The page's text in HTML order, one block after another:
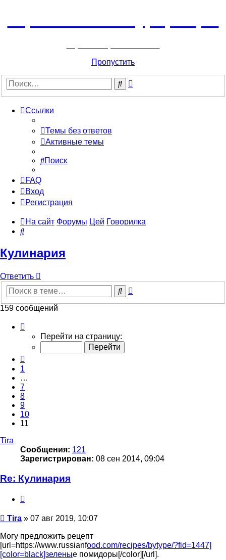
Пропустить
Поиск
Ссылки
Темы без ответов
Активные темы
Поиск
FAQ
Вход
Регистрация
На сайт Форумы Цей Говорилка
Поиск
Кулинария
Ответить
Поиск
159 сообщений
11
11
Перейти на страницу:
1
…
7
8
9
10
11
Tira
Сообщения: 121
Зарегистрирован: 08 сен 2014, 09:04
Re: Кулинария
Сообщение
Tira » 07 авг 2019, 10:07
Могу предложить рецепт
[url=https://www.russianfood.com/recipes/bytype/?fid=1447]
[color=black]зеленые помидоры[/color][/url].